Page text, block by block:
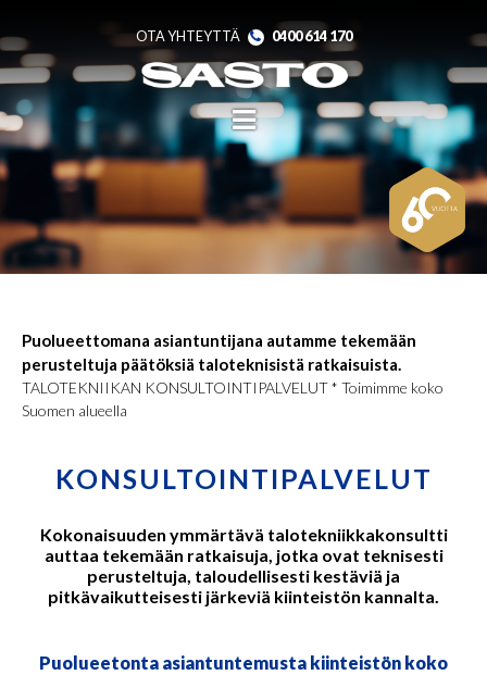
OTA YHTEYTTÄ 0400 614 170
Puolueettomana asiantuntijana autamme tekemään
perusteltuja päätöksiä taloteknisistä ratkaisuista.
TALOTEKNIIKAN KONSULTOINTIPALVELUT * Toimimme koko
Suomen alueella
KONSULTOINTIPALVELUT
Kokonaisuuden ymmärtävä talotekniikkakonsultti
auttaa tekemään ratkaisuja, jotka ovat teknisesti
perusteltuja, taloudellisesti kestäviä ja
pitkävaikutteisesti järkeviä kiinteistön kannalta.
Puolueetonta asiantuntemusta kiinteistön koko